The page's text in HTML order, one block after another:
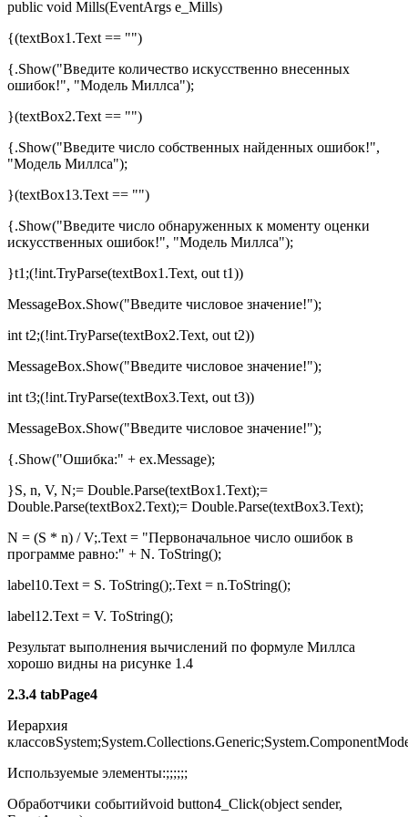
public void Mills(EventArgs e_Mills)
{(textBox1.Text == "")
{.Show("Введите количество искусственно внесенных
ошибок!", "Модель Миллса");
}(textBox2.Text == "")
{.Show("Введите число собственных найденных ошибок!",
"Модель Миллса");
}(textBox13.Text == "")
{.Show("Введите число обнаруженных к моменту оценки
искусственных ошибок!", "Модель Миллса");
}t1;(!int.TryParse(textBox1.Text, out t1))
MessageBox.Show("Введите числовое значение!");
int t2;(!int.TryParse(textBox2.Text, out t2))
MessageBox.Show("Введите числовое значение!");
int t3;(!int.TryParse(textBox3.Text, out t3))
MessageBox.Show("Введите числовое значение!");
{.Show("Ошибка:" + ex.Message);
}S, n, V, N;= Double.Parse(textBox1.Text);=
Double.Parse(textBox2.Text);= Double.Parse(textBox3.Text);
N = (S * n) / V;.Text = "Первоначальное число ошибок в
программе равно:" + N. ToString();
label10.Text = S. ToString();.Text = n.ToString();
label12.Text = V. ToString();
Результат выполнения вычислений по формуле Миллса
хорошо видны на рисунке 1.4
2.3.4 tabPage4
Иерархия
Используемые элементы:;;;;;;
Обработчики событийvoid button4_Click(object sender,